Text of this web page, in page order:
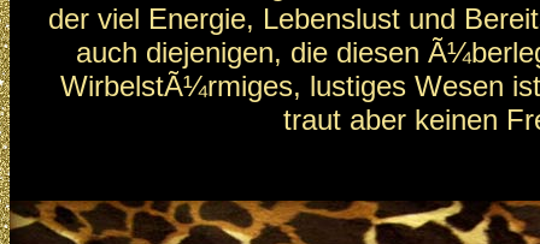
der viel Energie, Lebenslust und
auch diejenigen, die diesen
WirbelstÃ¼rmiges, lustiges Wesen
traut aber keinen